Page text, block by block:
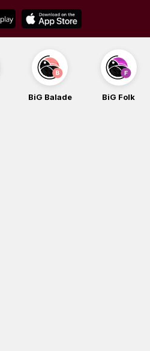
BiG Balade BiG Folk